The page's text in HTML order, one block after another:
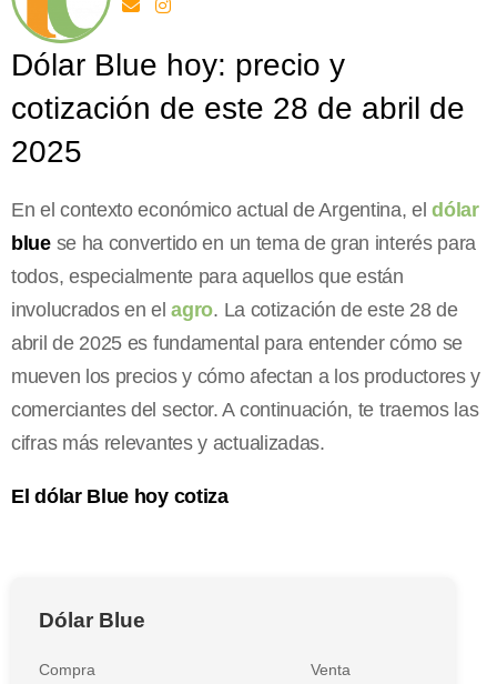
Dólar Blue hoy: precio y
cotización de este 28 de abril de
2025
En el contexto económico actual de Argentina, eldólar
bluese ha convertido en un tema de gran interés para
todos, especialmente para aquellos que están
involucrados en elagro. La cotización de este 28 de
abril de 2025 es fundamental para entender cómo se
mueven los precios y cómo afectan a los productores y
comerciantes del sector. A continuación, te traemos las
cifras más relevantes y actualizadas.
El dólar Blue hoy cotiza
Dólar Blue
Compra Venta